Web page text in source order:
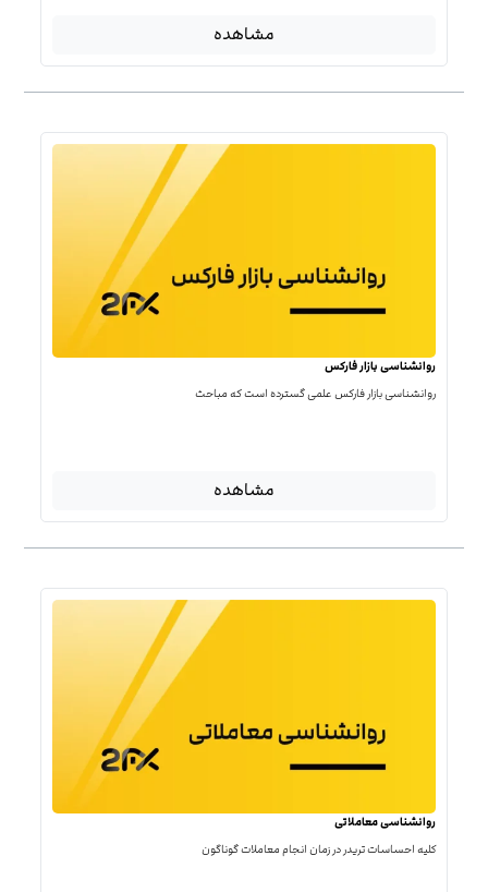
مشاهده
روانشناسی بازار فارکس
روانشناسی بازار فارکس علمی گسترده است که مباحث
مشاهده
روانشناسی معاملاتی
کلیه احساسات تریدر در زمان انجام معاملات گوناگون